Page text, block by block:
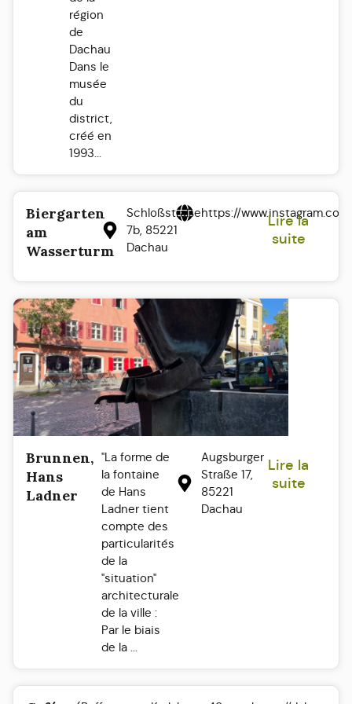
région
de
Dachau
Dans le
musée
du
district,
créé en
1993...
Biergarten
am
Wasserturm
Schloßstraße
7b, 85221
Dachau
https://
Lire la
suite
Brunnen,
Hans
Ladner
"La forme de
la fontaine
de Hans
Ladner tient
compte des
particularités
de la
"situation"
architecturale
de la ville :
Par le biais
de la ...
Augsburger
Straße 17,
85221
Dachau
Lire la
suite